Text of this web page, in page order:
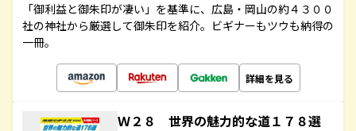
「御利益と御朱印が凄い」を基準に、広島・岡山の約４３００
社の神社から厳選して御朱印を紹介。ビギナーもツウも納得の
一冊。
詳細を見る
Ｗ２８ 世界の魅力的な道１７８選